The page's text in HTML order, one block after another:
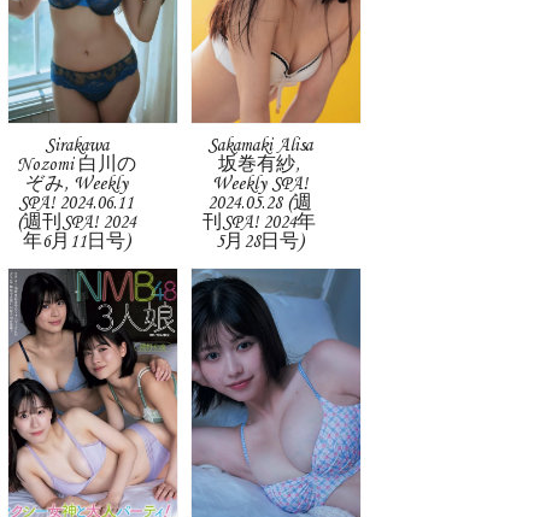
Sirakawa
Nozomi 白川の
ぞみ, Weekly
SPA! 2024.06.11
(週刊SPA! 2024
年6月11日号)
Sakamaki Alisa
坂巻有紗,
Weekly SPA!
2024.05.28 (週
刊SPA! 2024年
5月28日号)